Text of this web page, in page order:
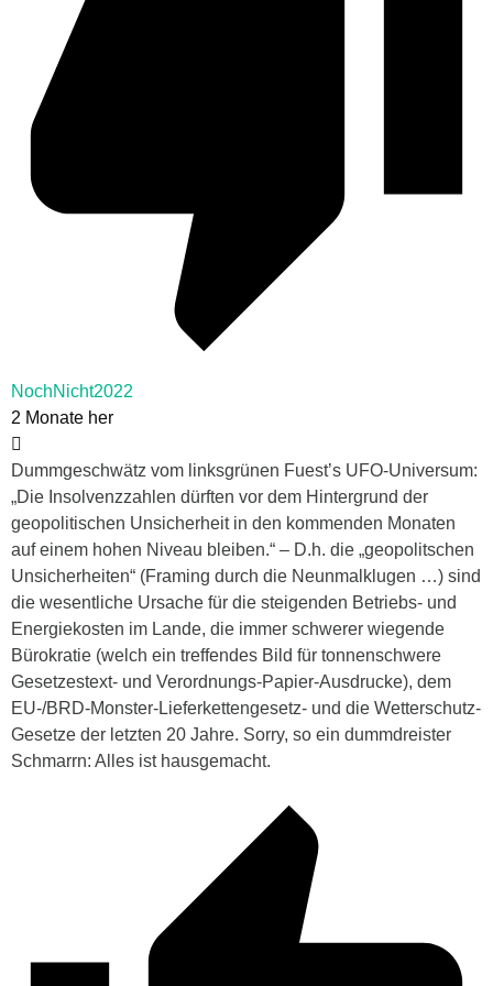
NochNicht2022
2 Monate her
Dummgeschwätz vom linksgrünen Fuest’s UFO-Universum:
„Die Insolvenzzahlen dürften vor dem Hintergrund der
geopolitischen Unsicherheit in den kommenden Monaten
auf einem hohen Niveau bleiben.“ – D.h. die „geopolitschen
Unsicherheiten“ (Framing durch die Neunmalklugen …) sind
die wesentliche Ursache für die steigenden Betriebs- und
Energiekosten im Lande, die immer schwerer wiegende
Bürokratie (welch ein treffendes Bild für tonnenschwere
Gesetzestext- und Verordnungs-Papier-Ausdrucke), dem
EU-/BRD-Monster-Lieferkettengesetz- und die Wetterschutz-
Gesetze der letzten 20 Jahre. Sorry, so ein dummdreister
Schmarrn: Alles ist hausgemacht.